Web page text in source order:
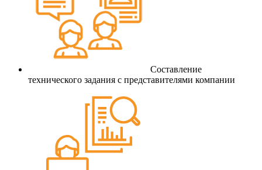
Составление
технического задания с представителями компании